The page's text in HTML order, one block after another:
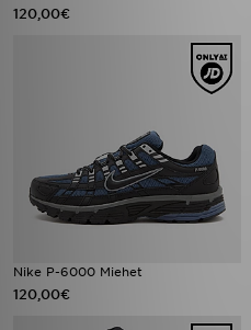
120,00€
Nike P-6000 Miehet
120,00€